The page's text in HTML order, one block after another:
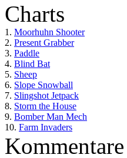
Charts
1. Moorhuhn Shooter
2. Present Grabber
3. Paddle
4. Blind Bat
5. Sheep
6. Slope Snowball
7. Slingshot Jetpack
8. Storm the House
9. Bomber Man Mech
10. Farm Invaders
Kommentare